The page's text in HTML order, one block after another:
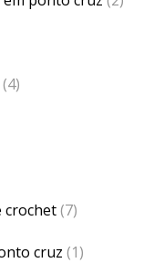
(4)
crochet(7)
cruz (1)